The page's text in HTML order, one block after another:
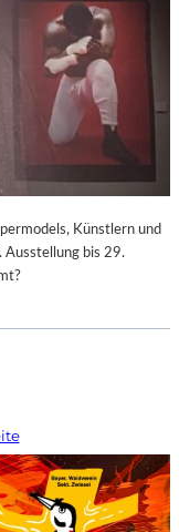
Künstlern und
Ausstellung bis 29.